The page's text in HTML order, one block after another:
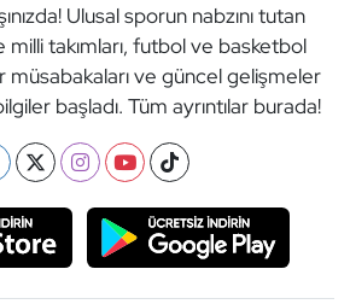
Ulusal sporun nabzını tutan
takımları, futbol ve basketbol
müsabakaları ve güncel gelişmeler
başladı. Tüm ayrıntılar burada!